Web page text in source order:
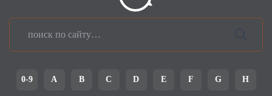
0-9 A B C D E F G H